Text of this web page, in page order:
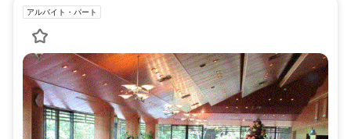
アルバイト・パート